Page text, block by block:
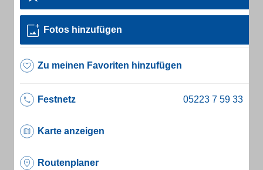
Fotos hinzufügen
Zu meinen Favoriten hinzufügen
Festnetz
Karte anzeigen
Routenplaner